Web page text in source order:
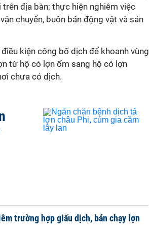
địa bàn; thực hiện nghiêm việc
chuyển, buôn bán động vật và sản
kiện công bố dịch để khoanh vùng
từ hộ có lợn ốm sang hộ có lợn
chưa có dịch.
trường hợp giấu dịch, bán chạy lợn